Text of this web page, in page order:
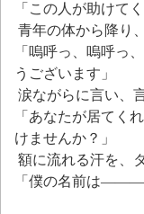
「この人が助けて
青年の体から降り
「嗚呼っ、嗚呼っ
うございます」
涙ながらに言い、
「あなたが居てく
けませんか？」
額に流れる汗を、
「僕の名前は―――